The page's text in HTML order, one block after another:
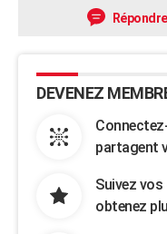
Répondre
DEVENEZ
partagent
Suivez
obtenez